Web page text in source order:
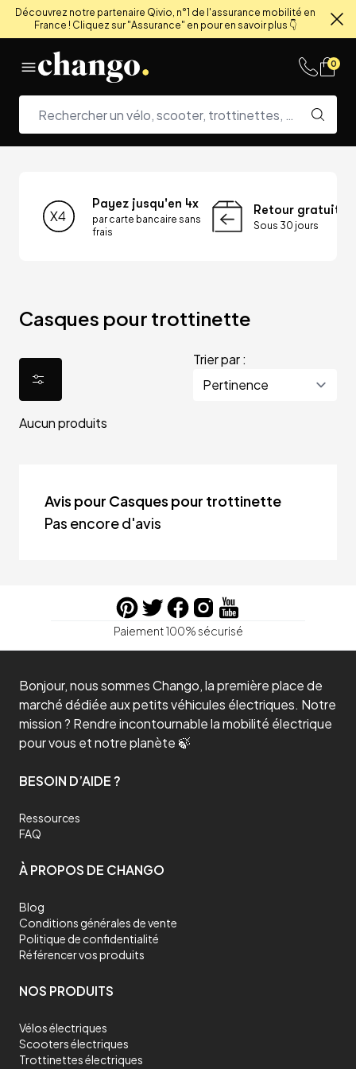
Découvrez notre partenaire Qivio, n°1 de l'assurance mobilité en
France ! Cliquez sur "Assurance" en pour en savoir plus 👇
0
Payez jusqu'en 4x
par carte bancaire sans
frais
Retour gratuit
Sous 30 jours
Casques pour trottinette
Trier par :
Aucun produits
Avis pour Casques pour trottinette
Pas encore d'avis
Paiement 100% sécurisé
Bonjour, nous sommes Chango, la première place de
marché dédiée aux petits véhicules électriques. Notre
mission ? Rendre incontournable la mobilité électrique
pour vous et notre planète 🍃
BESOIN D’AIDE ?
Ressources
FAQ
À PROPOS DE CHANGO
Blog
Conditions générales de vente
Politique de confidentialité
Référencer vos produits
NOS PRODUITS
Vélos électriques
Scooters électriques
Trottinettes électriques